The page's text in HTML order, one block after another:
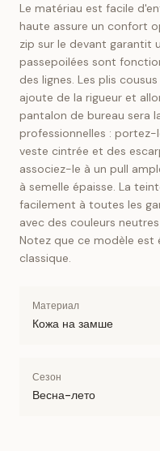
Le matériau est facile
haute assure un confort
zip sur le devant garantit
passepoilées sont
des lignes. Les plis
ajoute de la rigueur et
pantalon de bureau sera
professionnelles : portez-
veste cintrée et des
associez-le à un pull
à semelle épaisse. La
facilement à toutes les
avec des couleurs
Notez que ce modèle est
classique.
Материал
Кожа на замше
Сезон
Весна-лето